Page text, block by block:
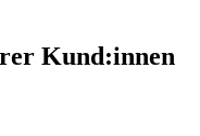
Kund:innen